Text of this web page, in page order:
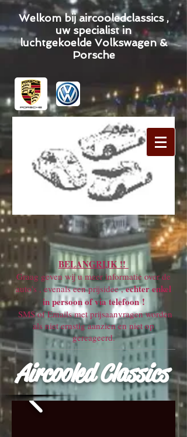
Welkom bij aircooledclassics ,
uw specialist in
luchtgekoelde Volkswagen &
Porsche
BELANGRIJK !!
Graag geven wij u meer informatie over de
auto's , evenals een prijsidee ,echter enkel
in persoon of via telefoon !
SMS of Emails met prijsaanvragen worden
als niet ernstig aanzien en niet op
gereageerd.
Aircooled Classics